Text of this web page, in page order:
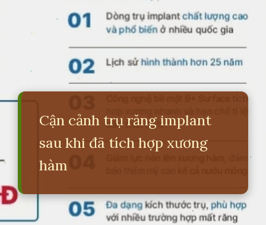
Cận cảnh trụ răng implant
sau khi đã tích hợp xương
hàm